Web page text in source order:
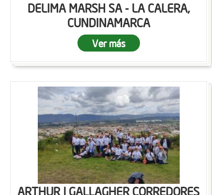
DELIMA MARSH SA - LA CALERA,
CUNDINAMARCA
Ver más
ARTHUR J GALLAGHER CORREDORES